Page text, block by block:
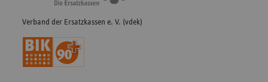
Verband der Ersatzkassen e. V. (vdek)